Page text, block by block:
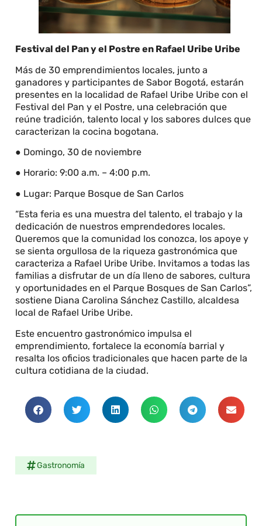
Festival del Pan y el Postre en Rafael Uribe Uribe
Más de 30 emprendimientos locales, junto a
ganadores y participantes de Sabor Bogotá, estarán
presentes en la localidad de Rafael Uribe Uribe con el
Festival del Pan y el Postre, una celebración que
reúne tradición, talento local y los sabores dulces que
caracterizan la cocina bogotana.
● Domingo, 30 de noviembre
● Horario: 9:00 a.m. – 4:00 p.m.
● Lugar: Parque Bosque de San Carlos
“Esta feria es una muestra del talento, el trabajo y la
dedicación de nuestros emprendedores locales.
Queremos que la comunidad los conozca, los apoye y
se sienta orgullosa de la riqueza gastronómica que
caracteriza a Rafael Uribe Uribe. Invitamos a todas las
familias a disfrutar de un día lleno de sabores, cultura
y oportunidades en el Parque Bosques de San Carlos”,
sostiene Diana Carolina Sánchez Castillo, alcaldesa
local de Rafael Uribe Uribe.
Este encuentro gastronómico impulsa el
emprendimiento, fortalece la economía barrial y
resalta los oficios tradicionales que hacen parte de la
cultura cotidiana de la ciudad.
Gastronomía